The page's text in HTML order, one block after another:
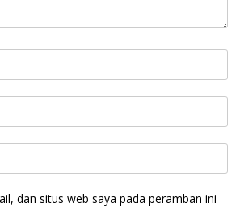
dan situs web saya pada peramban ini